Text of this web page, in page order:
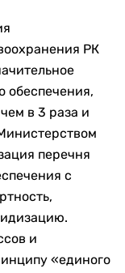
РК
обеспечения,
в 3 раза и
перечня
с
и
«единого